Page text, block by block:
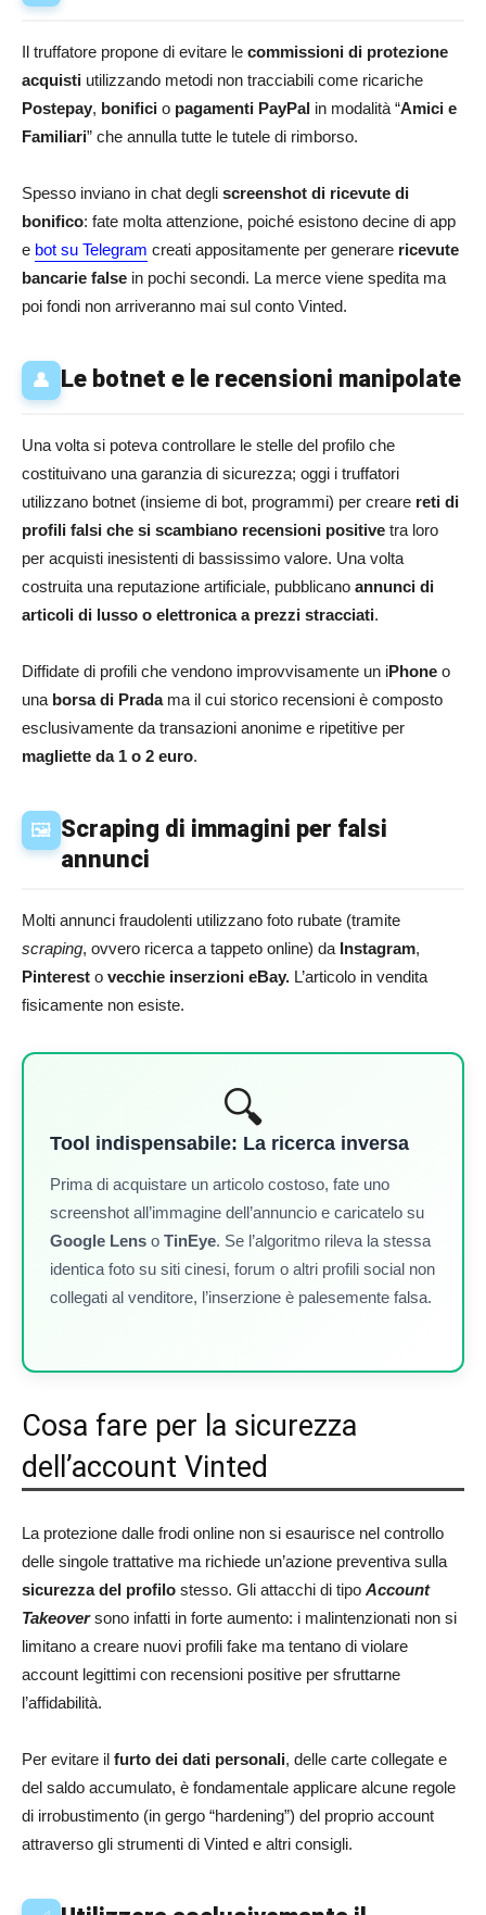
Il truffatore propone di evitare le commissioni di protezione
acquisti utilizzando metodi non tracciabili come ricariche
Postepay, bonifici o pagamenti PayPal in modalità “Amici e
Familiari” che annulla tutte le tutele di rimborso.
Spesso inviano in chat degli screenshot di ricevute di
bonifico: fate molta attenzione, poiché esistono decine di app
e bot su Telegram creati appositamente per generare ricevute
bancarie false in pochi secondi. La merce viene spedita ma
poi fondi non arriveranno mai sul conto Vinted.
👤 Le botnet e le recensioni manipolate
Una volta si poteva controllare le stelle del profilo che
costituivano una garanzia di sicurezza; oggi i truffatori
utilizzano botnet (insieme di bot, programmi) per creare reti di
profili falsi che si scambiano recensioni positive tra loro
per acquisti inesistenti di bassissimo valore. Una volta
costruita una reputazione artificiale, pubblicano annunci di
articoli di lusso o elettronica a prezzi stracciati.
Diffidate di profili che vendono improvvisamente un iPhone o
una borsa di Pradama il cui storico recensioni è composto
esclusivamente da transazioni anonime e ripetitive per
magliette da 1 o 2 euro.
🖼️ Scraping di immagini per falsi
annunci
Molti annunci fraudolenti utilizzano foto rubate (tramite
scraping, ovvero ricerca a tappeto online) da Instagram,
Pinterest o vecchie inserzioni eBay. L’articolo in vendita
fisicamente non esiste.
🔍
Tool indispensabile: La ricerca inversa
Prima di acquistare un articolo costoso, fate uno
screenshot all’immagine dell’annuncio e caricatelo su
Google Lens o TinEye. Se l’algoritmo rileva la stessa
identica foto su siti cinesi, forum o altri profili social non
collegati al venditore, l’inserzione è palesemente falsa.
Cosa fare per la sicurezza
dell’account Vinted
La protezione dalle frodi online non si esaurisce nel controllo
delle singole trattative ma richiede un’azione preventiva sulla
sicurezza del profilo stesso. Gli attacchi di tipo Account
Takeoversono infatti in forte aumento: i malintenzionati non si
limitano a creare nuovi profili fake ma tentano di violare
account legittimi con recensioni positive per sfruttarne
l’affidabilità.
Per evitare il furto dei dati personali, delle carte collegate e
del saldo accumulato, è fondamentale applicare alcune regole
di irrobustimento (in gergo “hardening”) del proprio account
attraverso gli strumenti di Vinted e altri consigli.